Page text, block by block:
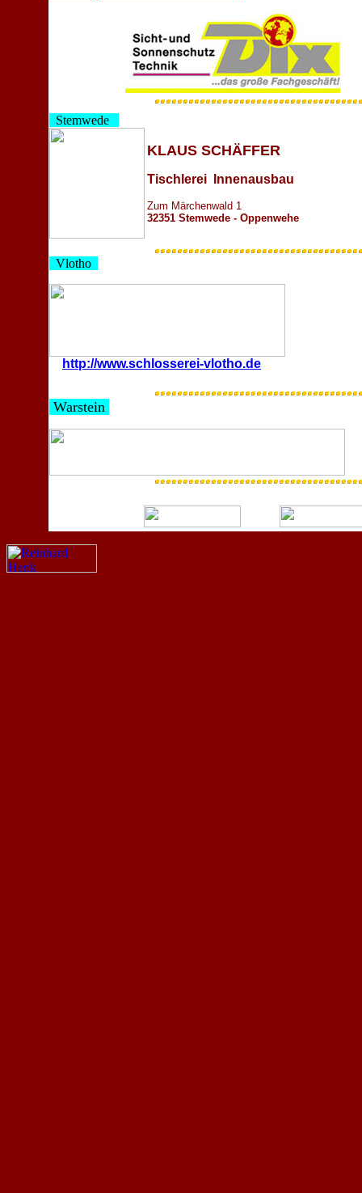
Stemwede
KLAUS SCHÄFFER
Tischlerei Innenausbau
Zum Märchenwald 1
32351 Stemwede - Oppenwehe
Vlotho
http://www.schlosserei-vlotho.de
Warstein